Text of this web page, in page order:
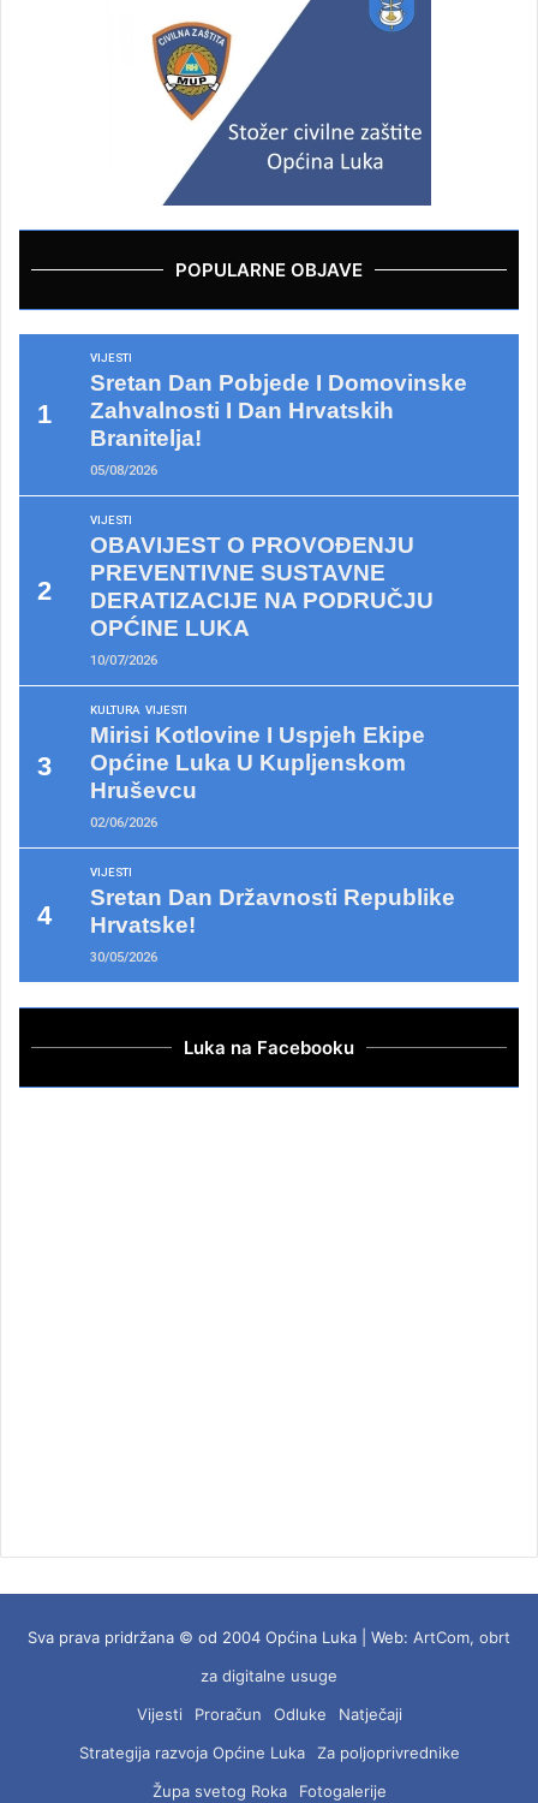
POPULARNE OBJAVE
VIJESTI
Sretan Dan Pobjede I Domovinske
Zahvalnosti I Dan Hrvatskih
Branitelja!
05/08/2026
VIJESTI
OBAVIJEST O PROVOĐENJU
PREVENTIVNE SUSTAVNE
DERATIZACIJE NA PODRUČJU
OPĆINE LUKA
10/07/2026
KULTURA VIJESTI
Mirisi Kotlovine I Uspjeh Ekipe
Općine Luka U Kupljenskom
Hruševcu
02/06/2026
VIJESTI
Sretan Dan Državnosti Republike
Hrvatske!
30/05/2026
Luka na Facebooku
Sva prava pridržana © od 2004 Općina Luka | Web: ArtCom, obrt
za digitalne usuge
Vijesti
Proračun Odluke
Natječaji
Strategija razvoja Općine Luka
Za poljoprivrednike
Župa svetog Roka
Fotogalerije